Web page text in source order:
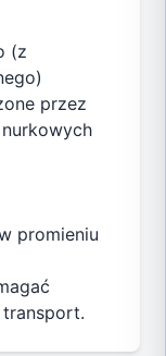
(z
przez
promieniu